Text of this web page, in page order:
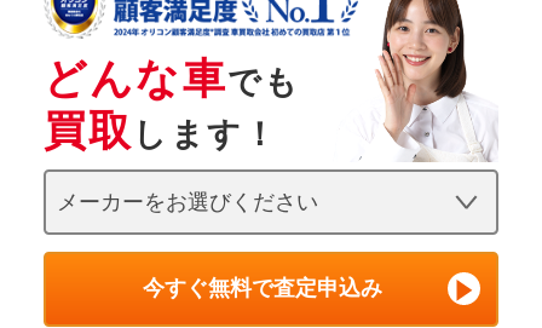
どんな車でも
買取 します！
今すぐ無料で査定申込み